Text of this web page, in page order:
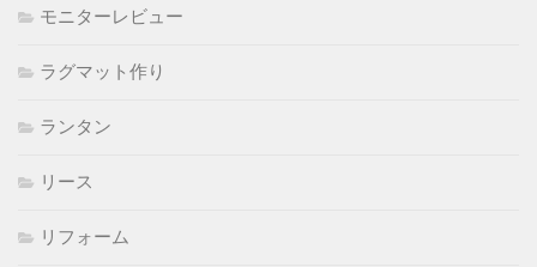
モニターレビュー
ラグマット作り
ランタン
リース
リフォーム